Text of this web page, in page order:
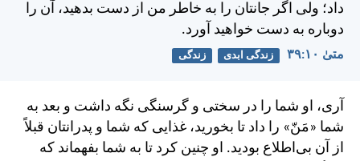
داد؛ ولی اگر جانتان را به خاطر من از دست بدهيد، آن را
دوباره به دست خواهيد آورد.
متی‌ٰ ۱۰:‏۳۹ زندگی ابدی زندگی
آری، او شما را در سختی و گرسنگی نگه داشت و بعد به
شما «مَنّ» را داد تا بخوريد، غذايی كه شما و پدرانتان قبلاً
از آن بی‌اطلاع بوديد. او چنين كرد تا به شما بفهماند كه